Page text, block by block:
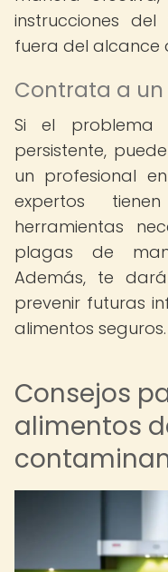
instrucciones
fuera del alcance
Contrata a
Si el
persistente,
un profesional
expertos
herramientas
plagas de
Además, te
prevenir futuras
alimentos seguros.
Consejos
alimentos